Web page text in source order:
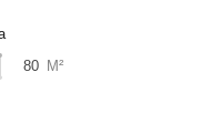
80 M²